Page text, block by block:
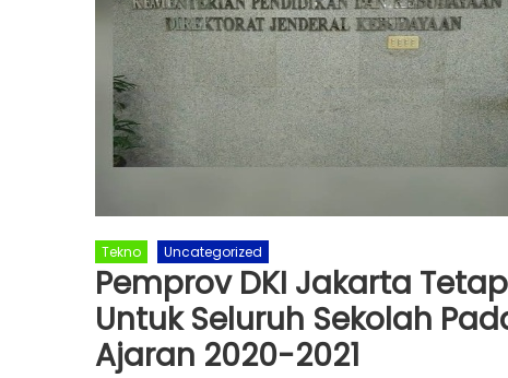
Tekno Uncategorized
Pemprov DKI Jakarta
Untuk Seluruh Sekolah
Ajaran 2020-2021